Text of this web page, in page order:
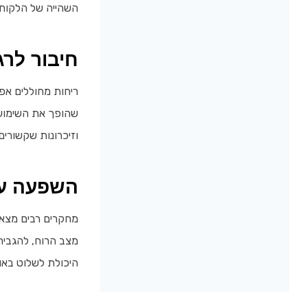
השהייה של
חיבור
ריחות מחוללים
שהופך את
וזיכרונות
השפעה
מחקרים רבים
מצב הרוח,
היכולת לשלוט